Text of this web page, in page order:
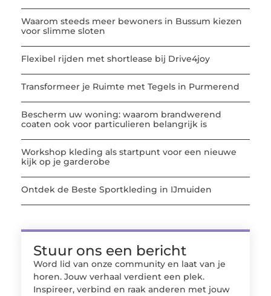
Waarom steeds meer bewoners in Bussum kiezen
voor slimme sloten
Flexibel rijden met shortlease bij Drive4joy
Transformeer je Ruimte met Tegels in Purmerend
Bescherm uw woning: waarom brandwerend
coaten ook voor particulieren belangrijk is
Workshop kleding als startpunt voor een nieuwe
kijk op je garderobe
Ontdek de Beste Sportkleding in IJmuiden
Stuur ons een bericht
Word lid van onze community en laat van je
horen. Jouw verhaal verdient een plek.
Inspireer, verbind en raak anderen met jouw